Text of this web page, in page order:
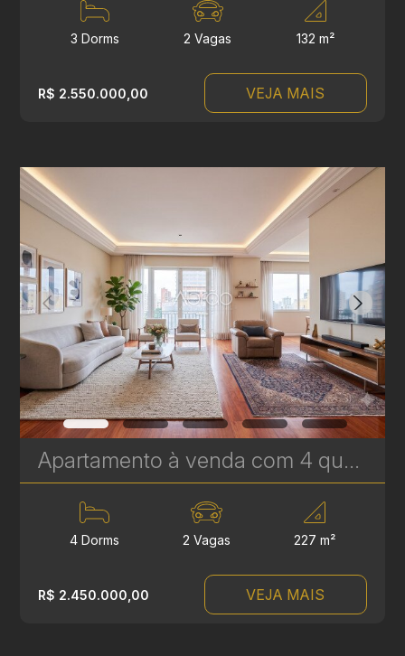
3 Dorms 2 Vagas 132 m²
R$ 2.550.000,00 VEJA MAIS
Apartamento à venda com 4 quartos, sendo 2 suítes no Batel - 227 m² - Edifício Lucyr Pasini | Ref. 1792
4 Dorms 2 Vagas 227 m²
R$ 2.450.000,00 VEJA MAIS